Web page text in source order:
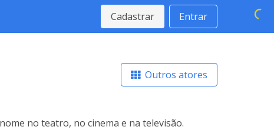
Cadastrar Entrar
Outros atores
no teatro, no cinema e na televisão.